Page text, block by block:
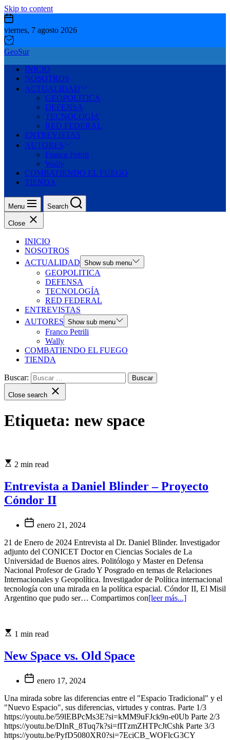
Skip to content
viernes, 7 agosto 2026
GeoSur
INICIO
NOSOTROS
ACTUALIDAD
GEOPOLITICA
DEFENSA
TECNOLOGÍA
RED FEDERAL
ENTREVISTAS
AUTORES
Franco Petrili
Wally
COMBATIENDO EL FUEGO
TIENDA
Menu Search
Close
INICIO
NOSOTROS
ACTUALIDAD Show sub menu
GEOPOLITICA
DEFENSA
TECNOLOGÍA
RED FEDERAL
ENTREVISTAS
AUTORES Show sub menu
Franco Petrili
Wally
COMBATIENDO EL FUEGO
TIENDA
Buscar:
Close search
Etiqueta: new space
2 min read
Entrevista a Daniel Blinder – Proyecto
Cóndor II
enero 21, 2024
21 de Enero de 2024 Entrevista al Dr. Daniel Blinder. Investigador
adjunto del CONICET Doctor en Ciencias Sociales de La
Universidad de Buenos aires. Politólogo y Master en Defensa
Nacional Profesor de Grado Y Posgrado en temas de Relaciones
Internacionales y Geopolítica. Investigador de Política internacional
tecnología con una mirada en la política espacial. Cóndor II, El Misil
Argentino que pudo ser… Compartimos con[leer más...]
1 min read
New Space vs. Old Space
enero 17, 2024
Una mirada sobre las diferencias entre el "Espacio Tradicional" y el
"Nuevo Espacio", sus diferencias, virtudes y contras. Parte 1/3
https://youtu.be/59lEBPcMs3E?si=kMM9uFJck9n-e0Ub Parte 2/3
https://youtu.be/DInR_8Tuq7k?si=fITzmZHTPcJtCshk Parte 3/3
https://youtu.be/PyfD5080XR0?si=7EciCB_WOFlcG3CY